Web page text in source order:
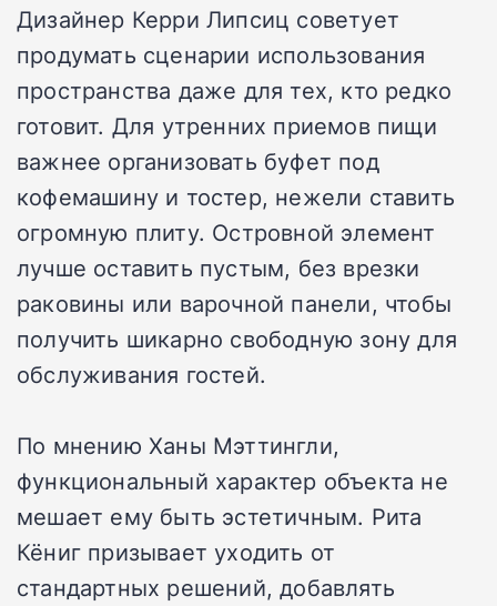
Дизайнер Керри Липсиц советует
продумать сценарии использования
пространства даже для тех, кто редко
готовит. Для утренних приемов пищи
важнее организовать буфет под
кофемашину и тостер, нежели ставить
огромную плиту. Островной элемент
лучше оставить пустым, без врезки
раковины или варочной панели, чтобы
получить шикарно свободную зону для
обслуживания гостей.
По мнению Ханы Мэттингли,
функциональный характер объекта не
мешает ему быть эстетичным. Рита
Кёниг призывает уходить от
стандартных решений, добавлять